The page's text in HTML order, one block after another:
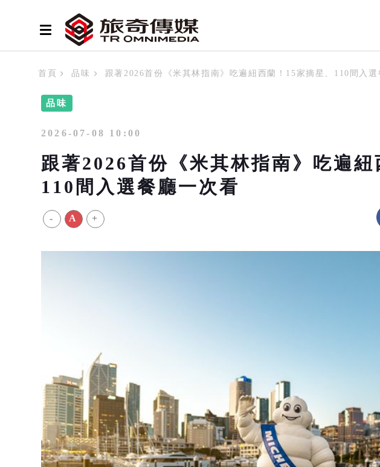
首頁 品味 跟著2026首份《米其林指南》吃遍紐西蘭！15家摘星、110間入選
品味
2026-07-08 10:00
跟著2026首份《米其林指南》吃遍紐
110間入選餐廳一次看
- A +